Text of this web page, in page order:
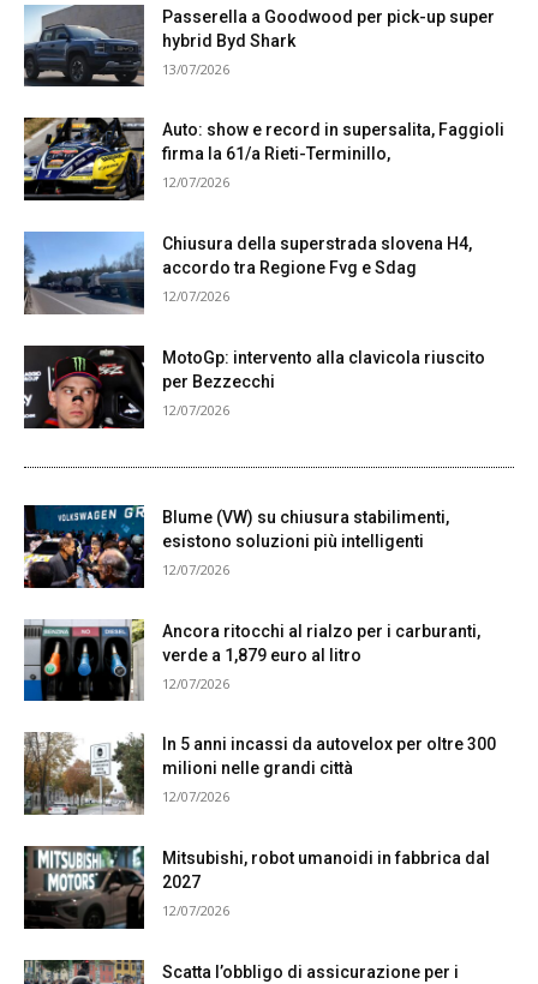
Passerella a Goodwood per pick-up super
hybrid Byd Shark
13/07/2026
Auto: show e record in supersalita, Faggioli
firma la 61/a Rieti-Terminillo,
12/07/2026
Chiusura della superstrada slovena H4,
accordo tra Regione Fvg e Sdag
12/07/2026
MotoGp: intervento alla clavicola riuscito
per Bezzecchi
12/07/2026
Blume (VW) su chiusura stabilimenti,
esistono soluzioni più intelligenti
12/07/2026
Ancora ritocchi al rialzo per i carburanti,
verde a 1,879 euro al litro
12/07/2026
In 5 anni incassi da autovelox per oltre 300
milioni nelle grandi città
12/07/2026
Mitsubishi, robot umanoidi in fabbrica dal
2027
12/07/2026
Scatta l’obbligo di assicurazione per i